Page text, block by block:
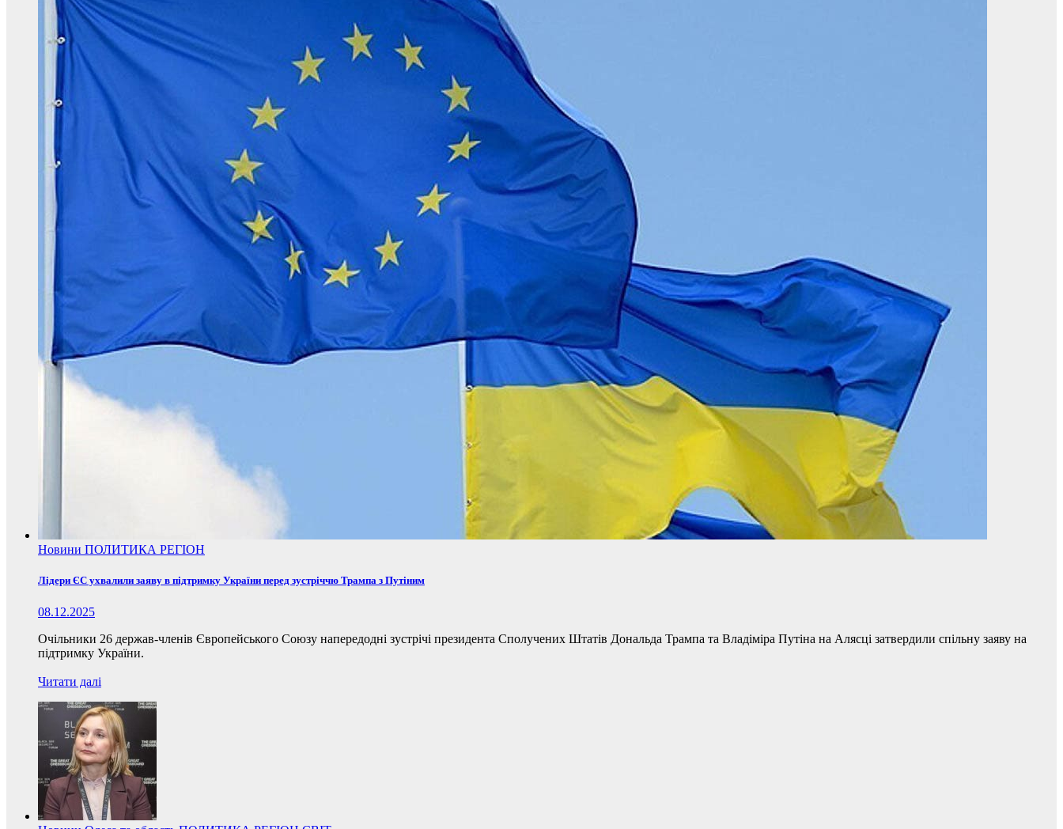
Новини ПОЛИТИКА РЕГІОН
Лідери ЄС ухвалили заяву в підтримку України перед зустріччю Трампа з Путіним
08.12.2025
Очільники 26 держав-членів Європейського Союзу напередодні зустрічі президента Сполучених Штатів Дональда Трампа та Владіміра Путіна на Алясці затвердили спільну заяву на
підтримку України.
Читати далі